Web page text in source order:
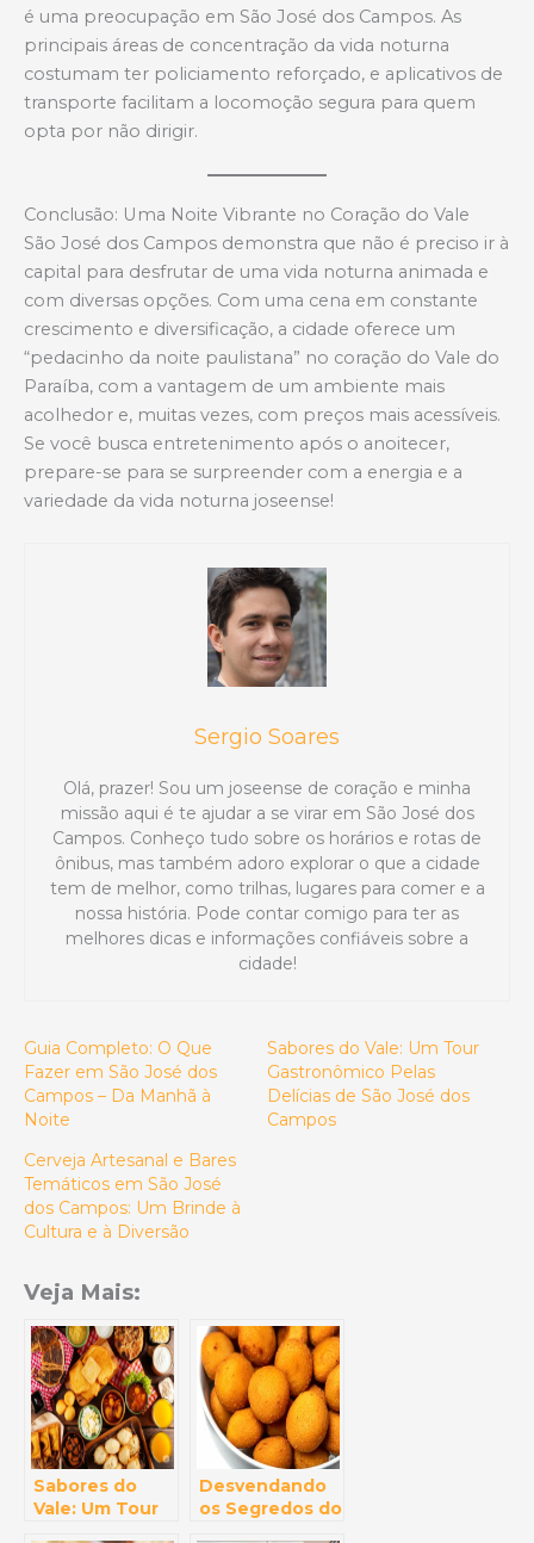
é uma preocupação em São José dos Campos. As
principais áreas de concentração da vida noturna
costumam ter policiamento reforçado, e aplicativos de
transporte facilitam a locomoção segura para quem
opta por não dirigir.
Conclusão: Uma Noite Vibrante no Coração do Vale
São José dos Campos demonstra que não é preciso ir à
capital para desfrutar de uma vida noturna animada e
com diversas opções. Com uma cena em constante
crescimento e diversificação, a cidade oferece um
“pedacinho da noite paulistana” no coração do Vale do
Paraíba, com a vantagem de um ambiente mais
acolhedor e, muitas vezes, com preços mais acessíveis.
Se você busca entretenimento após o anoitecer,
prepare-se para se surpreender com a energia e a
variedade da vida noturna joseense!
Sergio Soares
Olá, prazer! Sou um joseense de coração e minha
missão aqui é te ajudar a se virar em São José dos
Campos. Conheço tudo sobre os horários e rotas de
ônibus, mas também adoro explorar o que a cidade
tem de melhor, como trilhas, lugares para comer e a
nossa história. Pode contar comigo para ter as
melhores dicas e informações confiáveis sobre a
cidade!
Guia Completo: O Que
Fazer em São José dos
Campos – Da Manhã à
Noite
Sabores do Vale: Um Tour
Gastronômico Pelas
Delícias de São José dos
Campos
Cerveja Artesanal e Bares
Temáticos em São José
dos Campos: Um Brinde à
Cultura e à Diversão
Veja Mais:
Sabores do
Vale: Um Tour
Desvendando
os Segredos do